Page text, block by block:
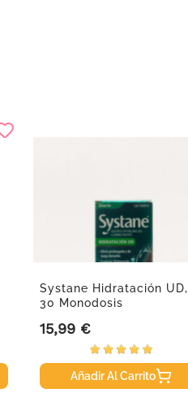
Systane Hidratación UD,
30 Monodosis
Precio
15,99 €
Añadir Al Carrito